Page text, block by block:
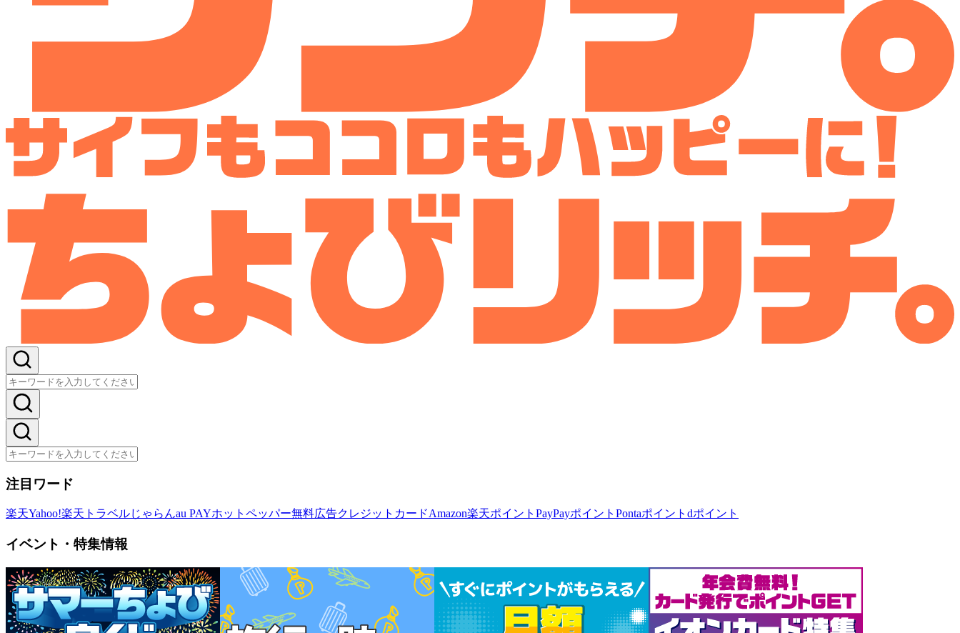
注目ワード
楽天Yahoo!楽天トラベルじゃらんau PAYホットペッパー無料広告クレジットカードAmazon楽天ポイント PayPayポイント Pontaポイント dポイント
イベント・特集情報